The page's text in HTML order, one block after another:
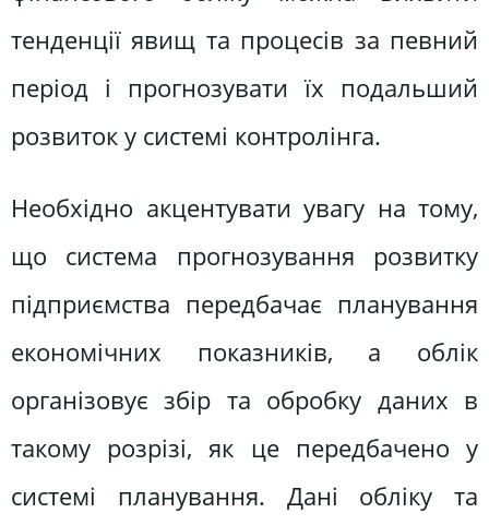
тенденції явищ та процесів за певний
період і прогнозувати їх подальший
розвиток у системі контролінга.
Необхідно акцентувати увагу на тому,
що система прогнозування розвитку
підприємства передбачає планування
економічних показників, а облік
організовує збір та обробку даних в
такому розрізі, як це передбачено у
системі планування. Дані обліку та